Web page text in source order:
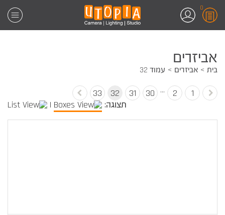
0
אביזרים
בית אביזרים עמוד 32
1
2
…
30
31
32
33
תצוגה:
|